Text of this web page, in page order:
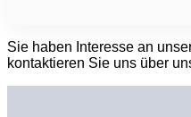
Sie haben Interesse an
kontaktieren Sie uns über